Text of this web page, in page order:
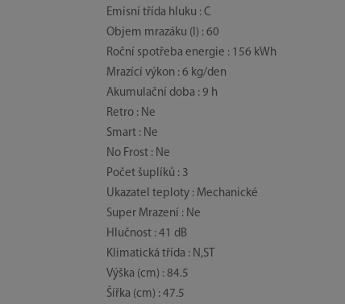
Emisní třída hluku : C
Objem mrazáku (l) : 60
Roční spotřeba energie : 156 kWh
Mrazící výkon : 6 kg/den
Akumulační doba : 9 h
Retro : Ne
Smart : Ne
No Frost : Ne
Počet šuplíků : 3
Ukazatel teploty : Mechanické
Super Mrazení : Ne
Hlučnost : 41 dB
Klimatická třída : N,ST
Výška (cm) : 84.5
Šířka (cm) : 47.5